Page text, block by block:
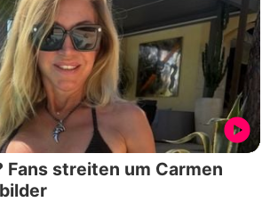
Fans streiten um Carmen